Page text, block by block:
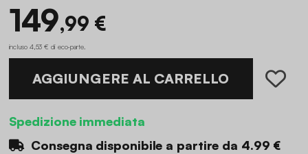
149,99 €
incluso 4,53 € di eco-parte.
AGGIUNGERE AL CARRELLO
Spedizione immediata
Consegna disponibile a partire da 4.99 €